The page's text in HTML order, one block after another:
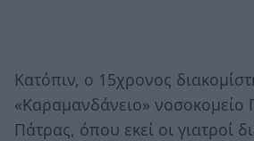
Κατόπιν, ο 15χρονος
«Καραμανδάνειο» νοσοκομείο
Πάτρας, όπου εκεί οι γιατροί